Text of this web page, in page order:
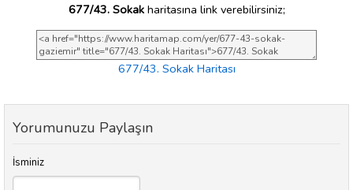
677/43. Sokakharitasına link verebilirsiniz;
677/43. Sokak Haritası
Yorumunuzu Paylaşın
İsminiz